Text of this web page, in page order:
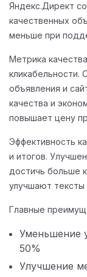
Яндекс.Директ
качественных
меньше при
Метрика
кликабельности.
объявления и
качества и
повышает цену
Эффективность
и итогов.
достичь больше
улучшают тексты
Главные
Уменьшение
50%
Улучшение